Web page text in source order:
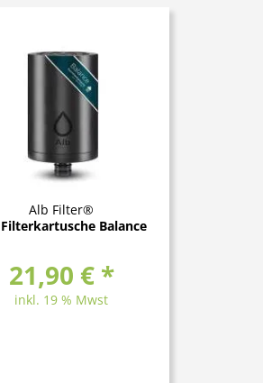
Alb Filter®
Balance
21,90 € *
inkl. 19 % Mwst